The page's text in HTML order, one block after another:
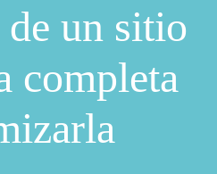
un sitio
completa